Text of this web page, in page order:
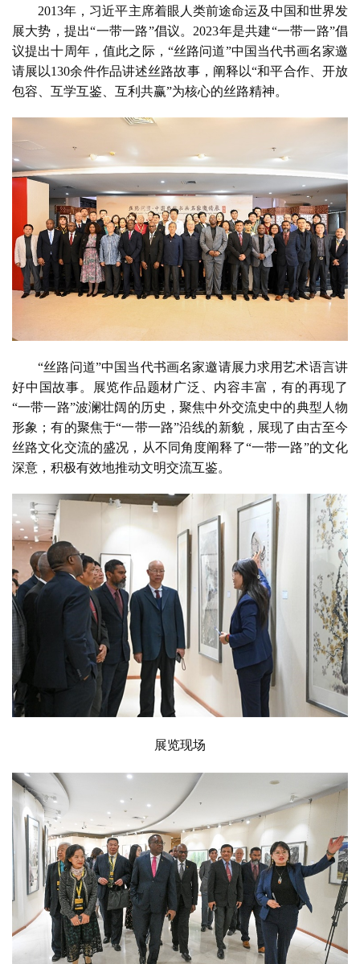
书
法
征
稿
学
术
研
法
书
欣
边
夜
话
美
库
容
易
寫
錯
用
錯
的
繁
百
例
2013年，习近平主席着眼人类前途命运及中国和世界发
展大势，提出“一带一路”倡议。2023年是共建“一带一路”倡
议提出十周年，值此之际，“丝路问道”中国当代书画名家邀
请展以130余件作品讲述丝路故事，阐释以“和平合作、开放
包容、互学互鉴、互利共赢”为核心的丝路精神。
“丝路问道”中国当代书画名家邀请展力求用艺术语言讲
好中国故事。展览作品题材广泛、内容丰富，有的再现了
“一带一路”波澜壮阔的历史，聚焦中外交流史中的典型人物
形象；有的聚焦于“一带一路”沿线的新貌，展现了由古至今
丝路文化交流的盛况，从不同角度阐释了“一带一路”的文化
深意，积极有效地推动文明交流互鉴。
展览现场